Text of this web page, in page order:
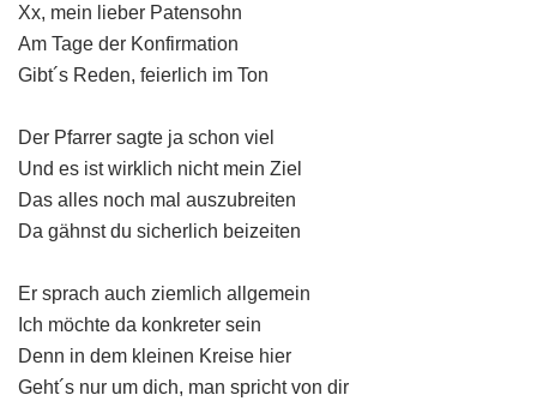
Xx, mein lieber Patensohn
Am Tage der Konfirmation
Gibt´s Reden, feierlich im Ton
Der Pfarrer sagte ja schon viel
Und es ist wirklich nicht mein Ziel
Das alles noch mal auszubreiten
Da gähnst du sicherlich beizeiten
Er sprach auch ziemlich allgemein
Ich möchte da konkreter sein
Denn in dem kleinen Kreise hier
Geht´s nur um dich, man spricht von dir